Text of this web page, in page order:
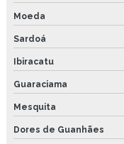
Moeda
Sardoá
Ibiracatu
Guaraciama
Mesquita
Dores de Guanhães